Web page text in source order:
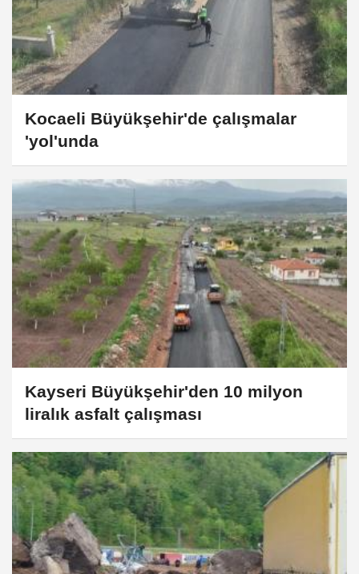
Kocaeli Büyükşehir'de çalışmalar
'yol'unda
Kayseri Büyükşehir'den 10 milyon
liralık asfalt çalışması